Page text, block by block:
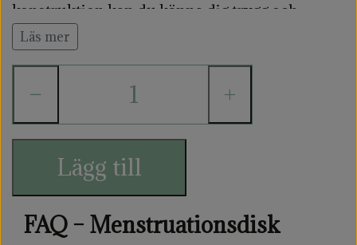
konstruktion kan du känna dig trygg och
skyddad hela dagen, oavsett vad du gör.
Läs mer
− +
Lägg till
FAQ – Menstruationsdisk